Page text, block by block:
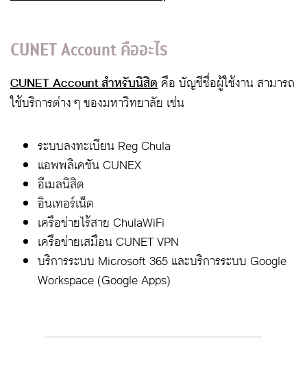
CUNET Account คืออะไร
CUNET Account สำหรับนิสิตคือ บัญชีชื่อผู้ใช้งาน สามารถ
ใช้บริการต่าง ๆ ของมหาวิทยาลัย เช่น
ระบบลงทะเบียน Reg Chula
แอพพลิเคชัน CUNEX
อีเมลนิสิต
อินเทอร์เน็ต
เครือข่ายไร้สาย ChulaWiFi
เครือข่ายเสมือน CUNET VPN
บริการระบบ Microsoft 365 และบริการระบบ Google
Workspace (Google Apps)